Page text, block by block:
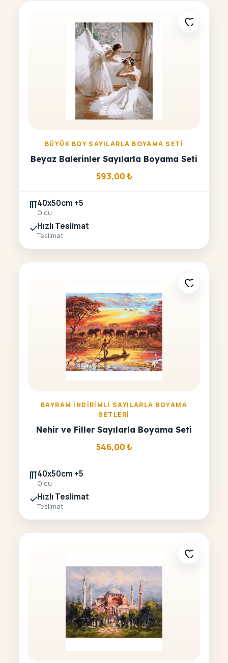
BÜYÜK BOY SAYILARLA BOYAMA SETI
Beyaz Balerinler Sayılarla Boyama Seti
593,00₺
40x50cm +5
Olcu
Hızlı Teslimat
Teslimat
BAYRAM İNDIRIMLI SAYILARLA BOYAMA
SETLERI
Nehir ve Filler Sayılarla Boyama Seti
546,00₺
40x50cm +5
Olcu
Hızlı Teslimat
Teslimat